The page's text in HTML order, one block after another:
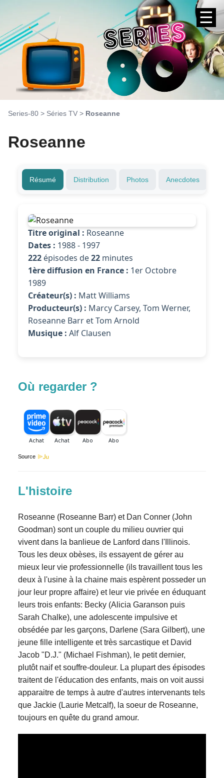
☰
Series-80 > Séries TV > Roseanne
Roseanne
Résumé Distribution Photos Anecdotes
Titre original : Roseanne
Dates : 1988 - 1997
222 épisodes de22 minutes
1ère diffusion en France : 1er Octobre
1989
Créateur(s) : Matt Williams
Producteur(s) : Marcy Carsey, Tom Werner,
Roseanne Barr et Tom Arnold
Musique : Alf Clausen
Où regarder ?
Source
L'histoire
Roseanne (Roseanne Barr) et Dan Conner (John
Goodman) sont un couple du milieu ouvrier qui
vivent dans la banlieue de Lanford dans l'Illinois.
Tous les deux obèses, ils essayent de gérer au
mieux leur vie professionnelle (ils travaillent tous les
deux à l'usine à la chaine mais espèrent posseder un
jour leur propre affaire) et leur vie privée en éduquant
leurs trois enfants: Becky (Alicia Garanson puis
Sarah Chalke), une adolescente impulsive et
obsédée par les garçons, Darlene (Sara Gilbert), une
jeune fille intelligente et très sarcastique et David
Jacob "D.J." (Michael Fishman), le petit dernier,
plutôt naif et souffre-douleur. La plupart des épisodes
traitent de l'éducation des enfants, mais on voit aussi
apparaitre de temps à autre d'autres intervenants tels
que Jackie (Laurie Metcalf), la soeur de Roseanne,
toujours en quête du grand amour.